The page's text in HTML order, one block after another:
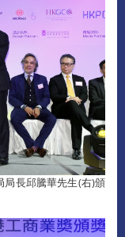
局長邱騰華先生(右)頒